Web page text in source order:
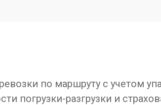
по маршруту с учетом
погрузки-разгрузки и